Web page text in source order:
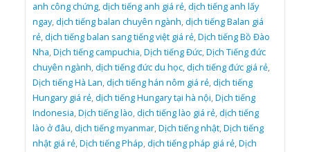
anh công chứng,dịch tiếng anh giá rẻ,dịch tiếng anh lấy
ngay,dịch tiếng balan chuyên ngành,dịch tiếng Balan giá
rẻ,dịch tiếng balan sang tiếng việt giá rẻ,Dịch tiếng Bồ Đào
Nha,Dịch tiếng campuchia,Dịch tiếng Đức,Dịch Tiếng đức
chuyên ngành,dịch tiếng đức du học,dịch tiếng đức giá rẻ,
Dịch tiếng Hà Lan,dịch tiếng hán nôm giá rẻ,dịch tiếng
Hungary giá rẻ,dịch tiếng Hungary tại hà nội,Dịch tiếng
Indonesia,Dịch tiếng lào,dịch tiếng lào giá rẻ,dịch tiếng
lào ở đâu,dịch tiếng myanmar,Dịch tiếng nhật,Dịch tiếng
nhật giá rẻ,Dịch tiếng Pháp,dịch tiếng pháp giá rẻ,Dịch